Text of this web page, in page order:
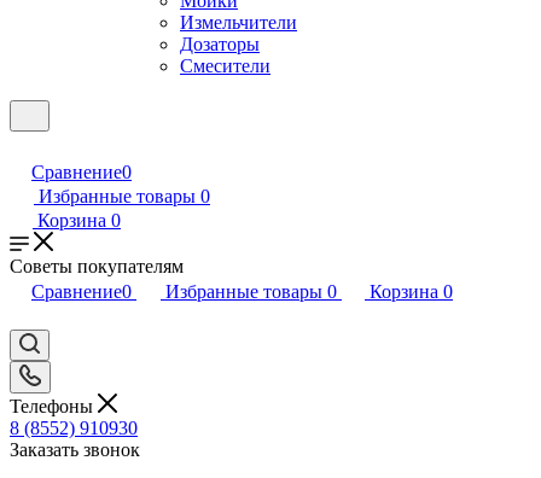
Измельчители
Дозаторы
Смесители
Сравнение0
Избранные товары 0
Корзина 0
Советы покупателям
Сравнение0 Избранные товары 0 Корзина 0
Телефоны
8 (8552) 910930
Заказать звонок